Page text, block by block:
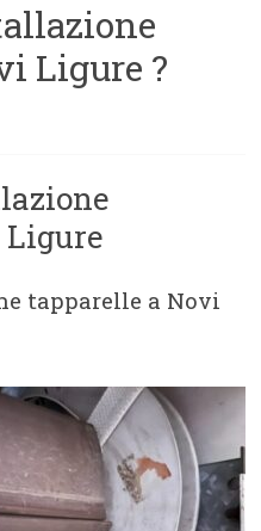
Ligure ?
tapparelle a Novi